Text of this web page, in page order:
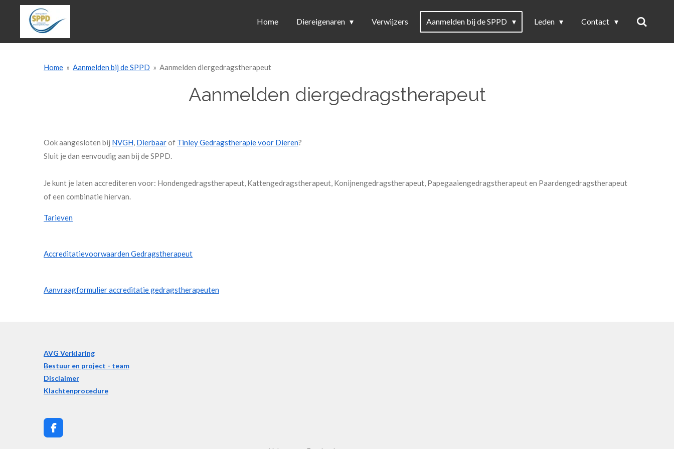
hoofdinhoud
Home Diereigenaren Verwijzers Aanmelden bij de SPPD Leden Contact
Home » Aanmelden bij de SPPD » Aanmelden diergedragstherapeut
Aanmelden diergedragstherapeut
Ook aangesloten bij NVGH, Dierbaarof Tinley Gedragstherapie voor Dieren?
Sluit je dan eenvoudig aan bij de SPPD.
Je kunt je laten accrediteren voor: Hondengedragstherapeut, Kattengedragstherapeut, Konijnengedragstherapeut, Papegaaiengedragstherapeut en Paardengedragstherapeut
of een combinatie hiervan.
Tarieven
Accreditatievoorwaarden Gedragstherapeut
Aanvraagformulier accreditatie gedragstherapeuten
AVG Verklaring
Bestuur en project - team
Disclaimer
Klachtenprocedure
F
a